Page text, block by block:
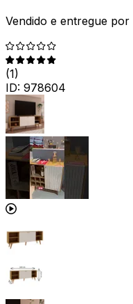
Vendido e entregue por
(1)
ID: 978604